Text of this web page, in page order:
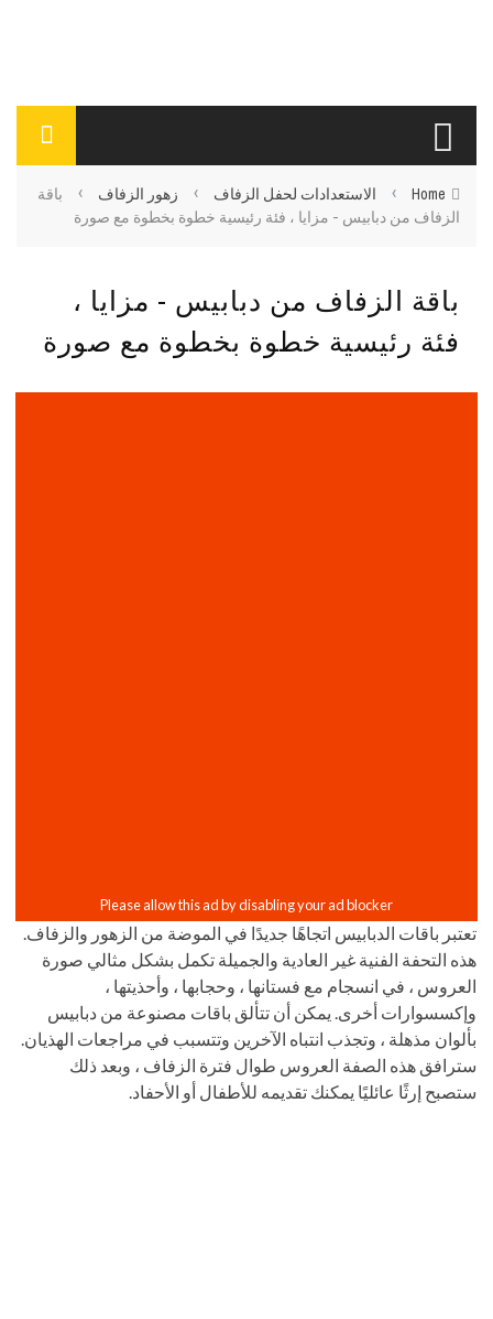
Home
› الاستعدادات لحفل الزفاف › زهور الزفاف ›
باقة
الزفاف من دبابيس - مزايا ، فئة رئيسية خطوة بخطوة مع صورة
باقة الزفاف من دبابيس - مزايا ،
فئة رئيسية خطوة بخطوة مع صورة
تعتبر باقات الدبابيس اتجاهًا جديدًا في الموضة من الزهور والزفاف.
هذه التحفة الفنية غير العادية والجميلة تكمل بشكل مثالي صورة
العروس ، في انسجام مع فستانها ، وحجابها ، وأحذيتها ،
وإكسسوارات أخرى. يمكن أن تتألق باقات مصنوعة من دبابيس
بألوان مذهلة ، وتجذب انتباه الآخرين وتتسبب في مراجعات الهذيان.
سترافق هذه الصفة العروس طوال فترة الزفاف ، وبعد ذلك
ستصبح إرثًا عائليًا يمكنك تقديمه للأطفال أو الأحفاد.